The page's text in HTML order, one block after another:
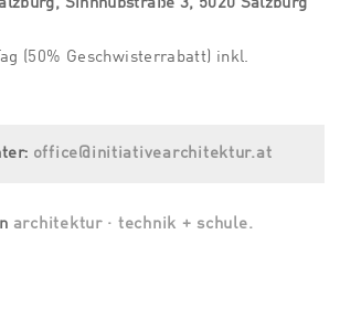
(50% Geschwisterrabatt) inkl.
office@initiativearchitektur.at
architektur · technik + schule.